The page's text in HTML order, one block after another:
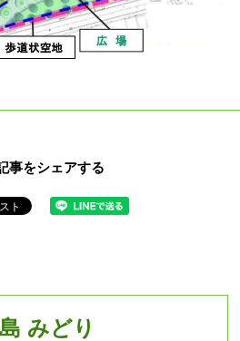
事をシェアする
みどり